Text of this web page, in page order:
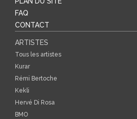
FAQ
CONTACT
ARTISTES
Tous les artistes
Kurar
Rémi Bertoche
Kekli
Hervé Di Rosa
BMO